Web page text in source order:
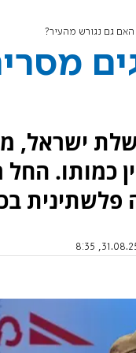
גם נגורש מהעיר?
ישראל, מר
כמותו. החל
פלשתינית
31.08.25,